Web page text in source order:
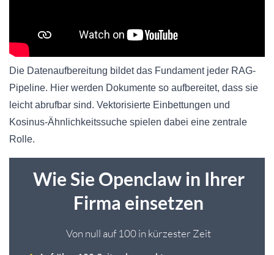
Die Datenaufbereitung bildet das Fundament jeder RAG-
Pipeline. Hier werden Dokumente so aufbereitet, dass sie
leicht abrufbar sind. Vektorisierte Einbettungen und
Kosinus-Ähnlichkeitssuche spielen dabei eine zentrale
Rolle.